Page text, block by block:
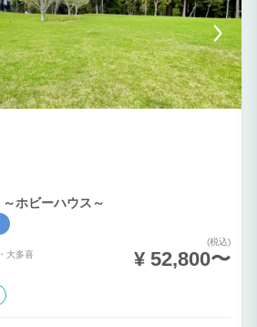
ホビーハウス～
大多喜
(税込)
¥ 52,800〜